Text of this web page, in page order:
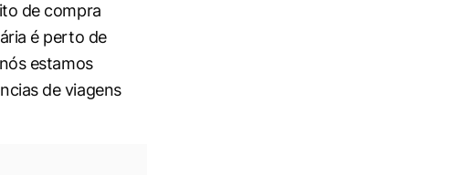
de compra
é perto de
estamos
de viagens